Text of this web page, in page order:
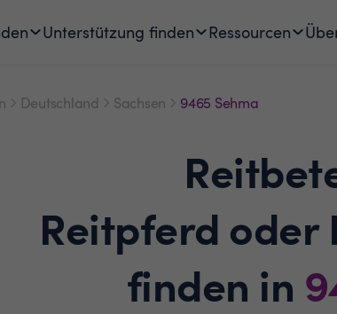
Unterstützung finden Ressourcen
Deutschland Sachsen 9465 Sehma
Reitpferd oder
finden in